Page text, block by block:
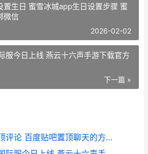
置生日 蜜雪冰城app生日设置步骤 蜜
微信
2026-02-02
服今日上线 燕云十六声手游下载官方
下一篇 »
百度贴吧怎么置顶评论 百度贴吧置顶聊天的方法 百度贴吧怎么给帖子设置权限